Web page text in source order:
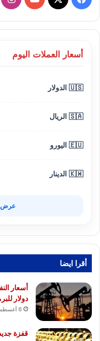
أسعار العملات اليوم
🇺🇸 الدولار
🇸🇦 الريال
🇪🇺 اليورو
🇰🇼 الدينار
عرض
أقرا ايضا
دولار
6 أغسطس، 2026